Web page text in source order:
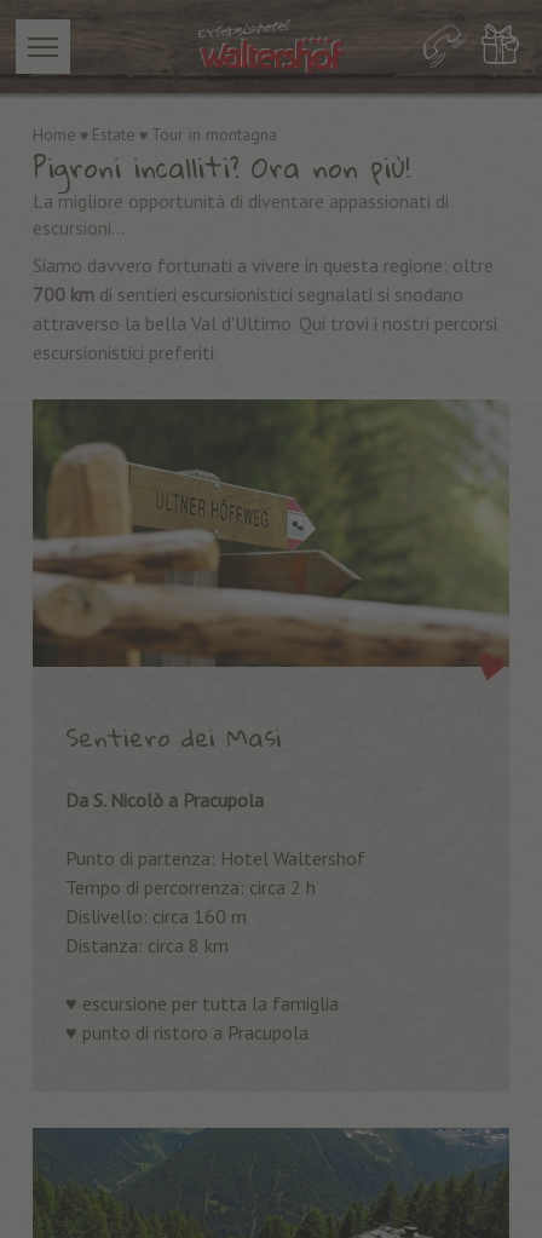
Home Estate Tour in montagna
Pigroni incalliti? Ora non più!
La migliore opportunità di diventare appassionati di
escursioni...
Siamo davvero fortunati a vivere in questa regione: oltre
700 km di sentieri escursionistici segnalati si snodano
attraverso la bella Val d'Ultimo. Qui trovi i nostri percorsi
escursionistici preferiti.
Sentiero dei Masi
Da S. Nicolò a Pracupola
Punto di partenza: Hotel Waltershof
Tempo di percorrenza: circa 2 h
Dislivello: circa 160 m
Distanza: circa 8 km
♥️ escursione per tutta la famiglia
♥️ punto di ristoro a Pracupola